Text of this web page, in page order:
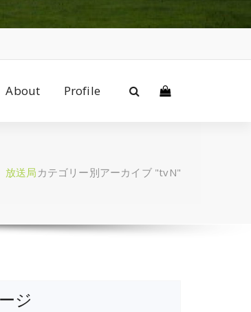
About Profile
放送局 カテゴリー別アーカイブ "tvN"
ジ